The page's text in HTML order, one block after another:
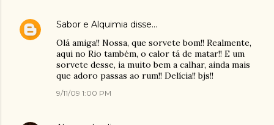
Sabor e Alquimia disse…
Olá amiga!! Nossa, que sorvete bom!! Realmente,
aqui no Rio também, o calor tá de matar!! E um
sorvete desse, ia muito bem a calhar, ainda mais
que adoro passas ao rum!! Delícia!! bjs!!
9/11/09 1:00 PM